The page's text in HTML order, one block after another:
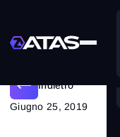
Un esempio
Indietro
Giugno 25, 2019